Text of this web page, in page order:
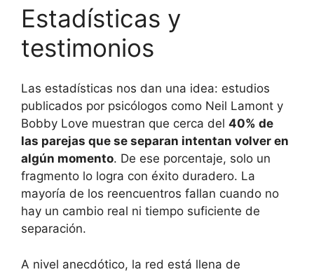
Estadísticas y
testimonios
Las estadísticas nos dan una idea: estudios
publicados por psicólogos como Neil Lamont y
Bobby Love muestran que cerca del 40% de
las parejas que se separan intentan volver en
algún momento. De ese porcentaje, solo un
fragmento lo logra con éxito duradero. La
mayoría de los reencuentros fallan cuando no
hay un cambio real ni tiempo suficiente de
separación.
A nivel anecdótico, la red está llena de